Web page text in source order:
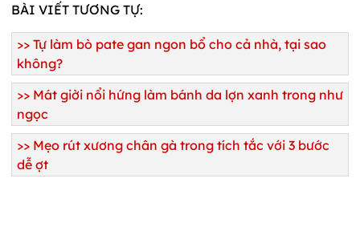
BÀI VIẾT TƯƠNG TỰ:
>> Tự làm bò pate gan ngon bổ cho cả nhà, tại sao
không?
>> Mát giời nổi hứng làm bánh da lợn xanh trong như
ngọc
>> Mẹo rút xương chân gà trong tích tắc với 3 bước
dễ ợt